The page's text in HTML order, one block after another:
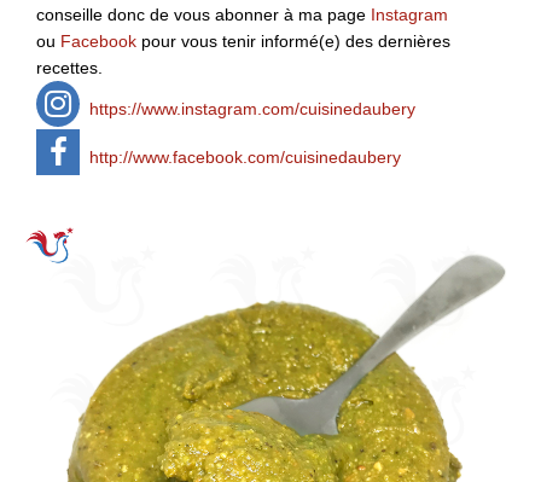
conseille donc de vous abonner à ma page Instagram
ou Facebook pour vous tenir informé(e) des dernières
recettes.
https://www.instagram.com/cuisinedaubery
http://www.facebook.com/cuisinedaubery